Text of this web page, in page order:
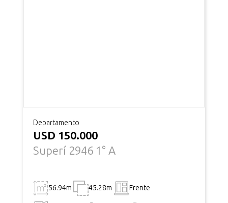
Departamento
USD 150.000
Superí 2946 1° A
56.94m 45.28m Frente